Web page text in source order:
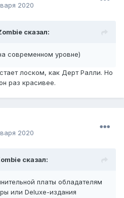
2020
сказал:
современном уровне)
лоском, как Дерт Ралли. Но
раз красивее.
2020
сказал:
платы обладателям
или Deluxe-издания